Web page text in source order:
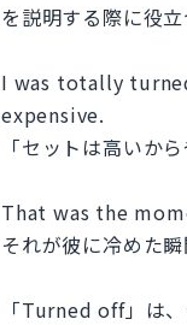
を説明する際に役立
I was totally
expensive.
「セットは高いか
That was the
それが彼に冷めた瞬
「Turned off」は